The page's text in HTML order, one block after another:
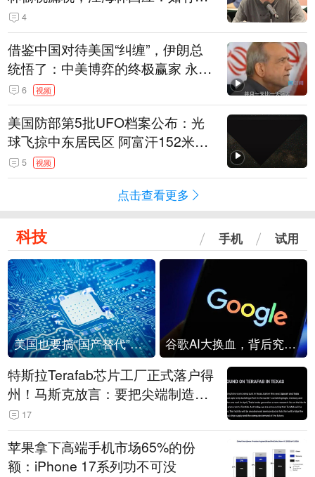
法行为，相关机构自会进行评判和
处理
4
借鉴中国对待美国“纠缠”，伊朗总
统悟了：中美博弈的终极赢家 永远
是埋头发展的那一国 伊朗要学中
国“做好自己的事”
6 视频
美国防部第5批UFO档案公布：光
球飞掠中东居民区 阿富汗152米三
角形遮蔽星光
5 视频
点击查看更多
科技 手机 试用
美国也要搞“国产替代”？先算清三笔账 谷歌AI大换血，背后究竟发生了什么？
特斯拉Terafab芯片工厂正式落户得
州！马斯克放言：要把尖端制造带
回美国
17
苹果拿下高端手机市场65%的份
额：iPhone 17系列功不可没